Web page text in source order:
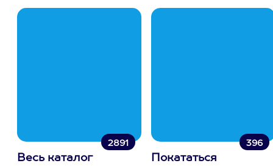
2891
Весь каталог
396
Покататься